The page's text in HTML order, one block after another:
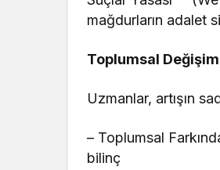
mağdurların adalet
Toplumsal Değişim
Uzmanlar, artışın
– Toplumsal
bilinç